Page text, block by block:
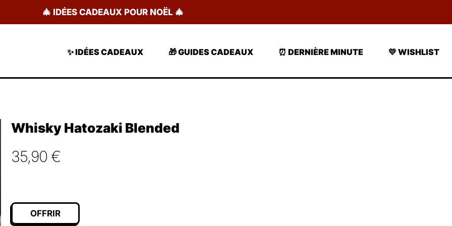
🎄 IDÉES CADEAUX POUR NOËL 🎄
✨ IDÉES CADEAUX 🎁 GUIDES CADEAUX ⏰ DERNIÈRE MINUTE 💛 WISHLIST
Whisky Hatozaki Blended
35,90 €
OFFRIR